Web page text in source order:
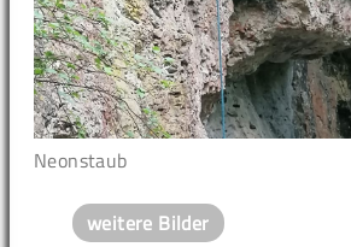
Neonstaub
weitere Bilder